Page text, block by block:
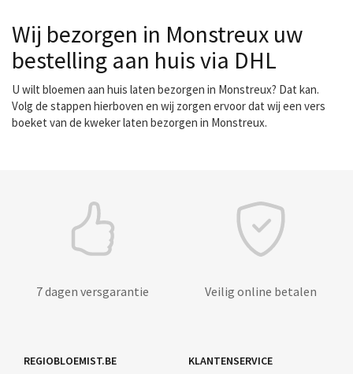
Wij bezorgen in Monstreux uw
bestelling aan huis via DHL
U wilt bloemen aan huis laten bezorgen in Monstreux? Dat kan.
Volg de stappen hierboven en wij zorgen ervoor dat wij een vers
boeket van de kweker laten bezorgen in Monstreux.
7 dagen versgarantie Veilig online betalen
REGIOBLOEMIST.BE KLANTENSERVICE